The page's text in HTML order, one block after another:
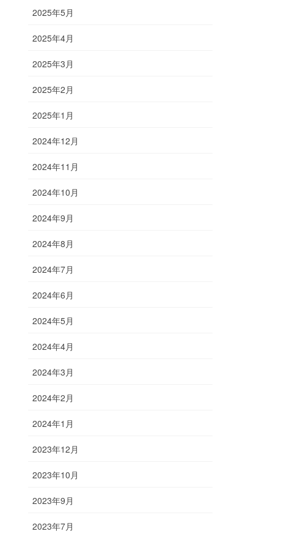
2025年5月
2025年4月
2025年3月
2025年2月
2025年1月
2024年12月
2024年11月
2024年10月
2024年9月
2024年8月
2024年7月
2024年6月
2024年5月
2024年4月
2024年3月
2024年2月
2024年1月
2023年12月
2023年10月
2023年9月
2023年7月